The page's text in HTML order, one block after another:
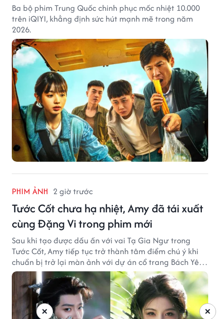
Ba bộ phim Trung Quốc chinh phục mốc nhiệt 10.000
trên iQIYI, khẳng định sức hút mạnh mẽ trong năm
2026.
PHIM ẢNH 2 giờ trước
Tước Cốt chưa hạ nhiệt, Amy đã tái xuất
cùng Đặng Vi trong phim mới
Sau khi tạo được dấu ấn với vai Tạ Gia Ngư trong
Tước Cốt, Amy tiếp tục trở thành tâm điểm chú ý khi
chuẩn bị trở lại màn ảnh với dự án cổ trang Bách Yêu
Phổ.
×
×